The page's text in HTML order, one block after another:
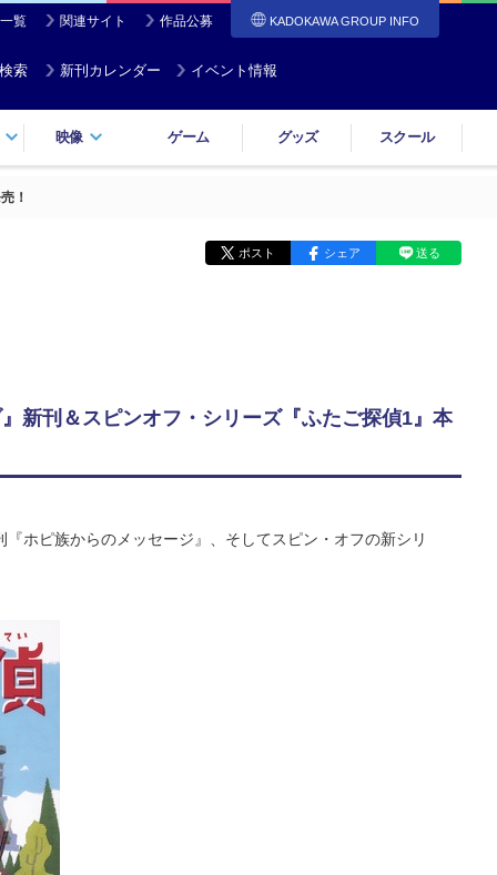
覧 関連サイト 作品公募 KADOKAWA GROUP INFO
索 新刊カレンダー イベント情報
映像 ゲーム グッズ スクール
！
ポスト シェア 送る
新刊＆スピンオフ・シリーズ『ふたご探偵1』本
ホピ族からのメッセージ』、そしてスピン・オフの新シリ